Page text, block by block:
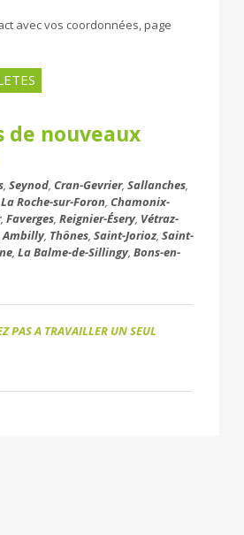
avec vos coordonnées, page
de nouveaux
,Seynod,Cran-Gevrier,Sallanches,
La Roche-sur-Foron,Chamonix-
,Faverges,Reignier-Ésery, Vétraz-
Ambilly, Thônes,Saint-Jorioz,Saint-
,La Balme-de-Sillingy,Bons-en-
PAS A TRAVAILLER UN SEUL